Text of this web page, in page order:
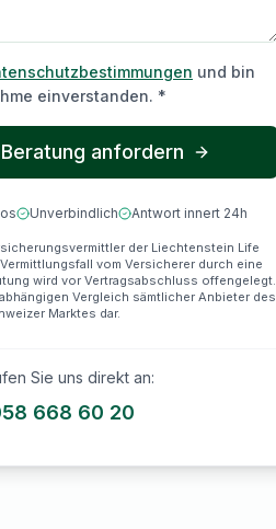
und bin
einverstanden. *
anfordern
Unverbindlich Antwort innert 24h
der Liechtenstein Life
vom Versicherer durch eine
wird vor Vertragsabschluss offengelegt.
Vergleich sämtlicher Anbieter des
Marktes dar.
Sie uns direkt an:
668 60 20